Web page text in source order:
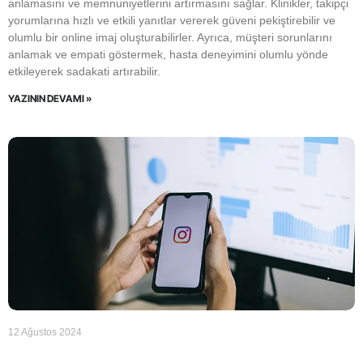
anlamasını ve memnuniyetlerini artırmasını sağlar. Klinikler, takipçi
yorumlarına hızlı ve etkili yanıtlar vererek güveni pekiştirebilir ve
olumlu bir online imaj oluşturabilirler. Ayrıca, müşteri sorunlarını
anlamak ve empati göstermek, hasta deneyimini olumlu yönde
etkileyerek sadakati artırabilir.
YAZININ DEVAMI »
12 Ağustos 2024